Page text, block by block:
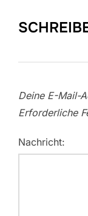
Deine E-Mail-
Erforderliche
Nachricht: